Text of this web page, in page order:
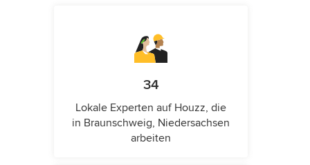
34
Lokale Experten auf Houzz, die
in Braunschweig, Niedersachsen
arbeiten